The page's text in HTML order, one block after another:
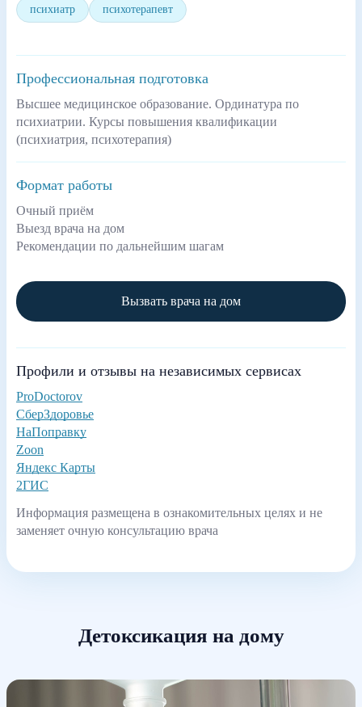
психиатр психотерапевт
Профессиональная подготовка
Высшее медицинское образование. Ординатура по
психиатрии. Курсы повышения квалификации
(психиатрия, психотерапия)
Формат работы
Очный приём
Выезд врача на дом
Рекомендации по дальнейшим шагам
Вызвать врача на дом
Профили и отзывы на независимых сервисах
ProDoctorov
СберЗдоровье
НаПоправку
Zoon
Яндекс Карты
2ГИС
Информация размещена в ознакомительных целях и не
заменяет очную консультацию врача
Детоксикация на дому